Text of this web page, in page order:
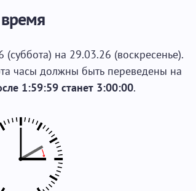
на 29.03.26 (воскресенье).
часы должны быть переведены на
1:59:59 станет 3:00:00.